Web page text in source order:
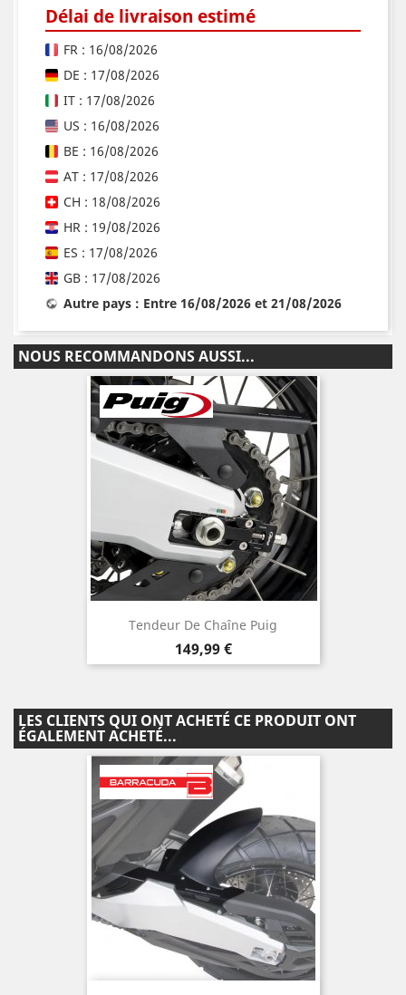
Délai de livraison estimé
FR : 16/08/2026
DE : 17/08/2026
IT : 17/08/2026
US : 16/08/2026
BE : 16/08/2026
AT : 17/08/2026
CH : 18/08/2026
HR : 19/08/2026
ES : 17/08/2026
GB : 17/08/2026
Autre pays : Entre 16/08/2026 et 21/08/2026
NOUS RECOMMANDONS AUSSI...
Tendeur De Chaîne Puig
Prix
149,99 €
LES CLIENTS QUI ONT ACHETÉ CE PRODUIT ONT
ÉGALEMENT ACHETÉ...